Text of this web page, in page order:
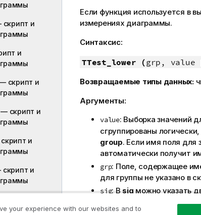
скрипт и
и
скрипт и
скрипт и
и
и
Если функция используется в
измерениях диаграммы.
Синтаксис:
TTest_lower (grp,
Возвращаемые типы данных:
Аргументы:
value: Выборка значений
сгруппированы
group. Если имя поля для
автоматически получит
grp: Поле, содержащее
для группы не указано в
sig: Вsigможно указать
доверительного интервала
your experience with our websites and to